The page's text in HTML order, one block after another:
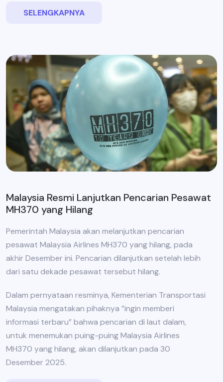
SELENGKAPNYA
Malaysia Resmi Lanjutkan Pencarian Pesawat
MH370 yang Hilang
Pemerintah Malaysia akan melanjutkan pencarian
pesawat Malaysia Airlines MH370 yang hilang, pada
akhir Desember ini. Pencarian dilanjutkan setelah lebih
dari satu dekade pesawat tersebut hilang.
Dalam pernyataan resminya, Kementerian Transportasi
Malaysia mengatakan pihaknya ”ingin memberi
informasi terbaru” bahwa pencarian di laut dalam,
untuk menemukan puing-puing Malaysia Airlines
MH370 yang hilang, akan dilanjutkan pada 30
Desember 2025.